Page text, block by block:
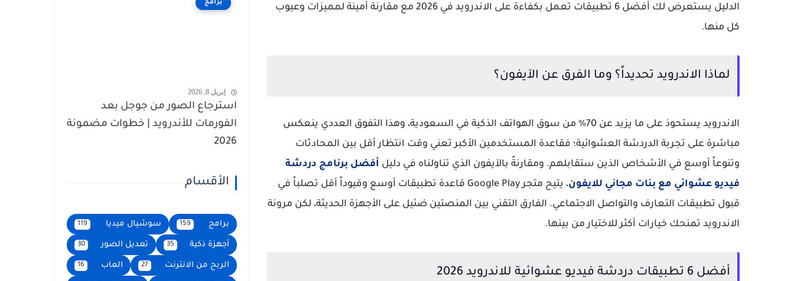
الدليل يستعرض لك أفضل 6 تطبيقات تعمل بكفاءة على الاندرويد في 2026 مع مقارنة أمينة لمميزات وعيوب
كل منها.
لماذا الاندرويد تحديداً؟ وما الفرق عن الآيفون؟
الاندرويد يستحوذ على ما يزيد عن 70% من سوق الهواتف الذكية في السعودية، وهذا التفوق العددي ينعكس
مباشرة على تجربة الدردشة العشوائية؛ فقاعدة المستخدمين الأكبر تعني وقت انتظار أقل بين المحادثات
وتنوعاً أوسع في الأشخاص الذين ستقابلهم. ومقارنةً بالآيفون الذي تناولناه في دليل أفضل برنامج دردشة
فيديو عشوائي مع بنات مجاني للايفون
، يتيح متجر Google Play قاعدة تطبيقات أوسع وقيوداً أقل تصلباً في
قبول تطبيقات التعارف والتواصل الاجتماعي. الفارق التقني بين المنصتين ضئيل على الأجهزة الحديثة، لكن مرونة
الاندرويد تمنحك خيارات أكثر للاختيار من بينها.
أفضل 6 تطبيقات دردشة فيديو عشوائية للاندرويد 2026
برامج
إبريل 8, 2026
استرجاع الصور من جوجل بعد
الفورمات للأندرويد | خطوات مضمونة
2026
الأقسام
برامج 159 سوشيال ميديا 119
أجهزة ذكية 35 تعديل الصور 30
الربح من الانترنت 27 العاب 16